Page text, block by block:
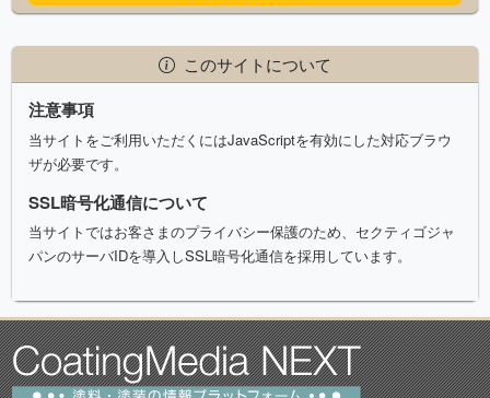
このサイトについて
注意事項
当サイトをご利用いただくにはJavaScriptを有効にした対応ブラウ
ザが必要です。
SSL暗号化通信について
当サイトではお客さまのプライバシー保護のため、セクティゴジャ
パンのサーバIDを導入しSSL暗号化通信を採用しています。